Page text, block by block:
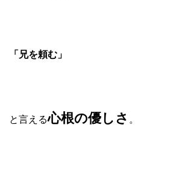
「兄を頼む」
と言える心根の優しさ 。